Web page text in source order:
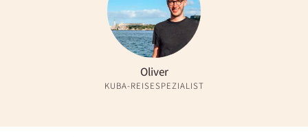
Oliver
KUBA-REISESPEZIALIST